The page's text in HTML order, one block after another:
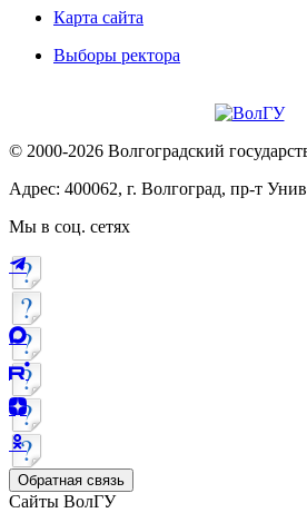
Карта сайта
Выборы ректора
© 2000-2026 Волгоградский
Адрес: 400062, г. Волгоград, пр-т
Мы в соц. сетях
Обратная связь
Сайты ВолГУ